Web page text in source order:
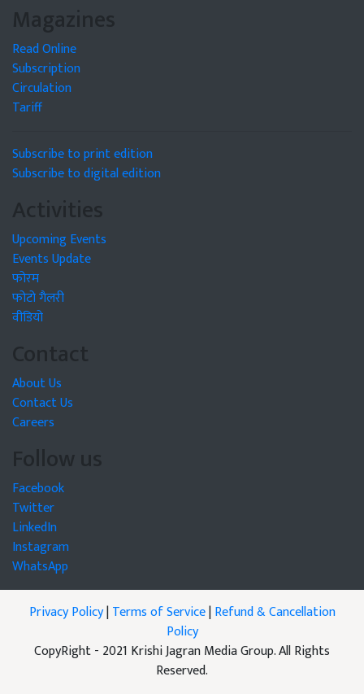
Magazines
Read Online
Subscription
Circulation
Tariff
Subscribe to print edition
Subscribe to digital edition
Activities
Upcoming Events
Events Update
फोरम
फोटो गैलरी
वीडियो
Contact
About Us
Contact Us
Careers
Follow us
Facebook
Twitter
LinkedIn
Instagram
WhatsApp
Privacy Policy|Terms of Service|Refund & Cancellation
Policy
CopyRight - 2021 Krishi Jagran Media Group. All Rights
Reserved.